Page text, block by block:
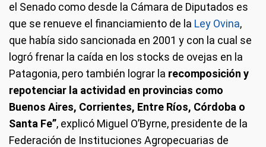
el Senado como desde la Cámara de Diputados es
que se renueve el financiamiento de la Ley Ovina,
que había sido sancionada en 2001 y con la cual se
logró frenar la caída en los stocks de ovejas en la
Patagonia, pero también lograr la recomposición y
repotenciar la actividad en provincias como
Buenos Aires, Corrientes, Entre Ríos, Córdoba o
Santa Fe”, explicó Miguel O’Byrne, presidente de la
Federación de Instituciones Agropecuarias de